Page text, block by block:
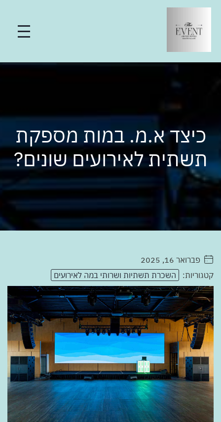
כיצד א.מ. במות מספקת
תשתית לאירועים שונים?
. . . . .פברואר 16, 2025
קטגוריות:
השכרת תשתיות ושרותי במה לאירועים